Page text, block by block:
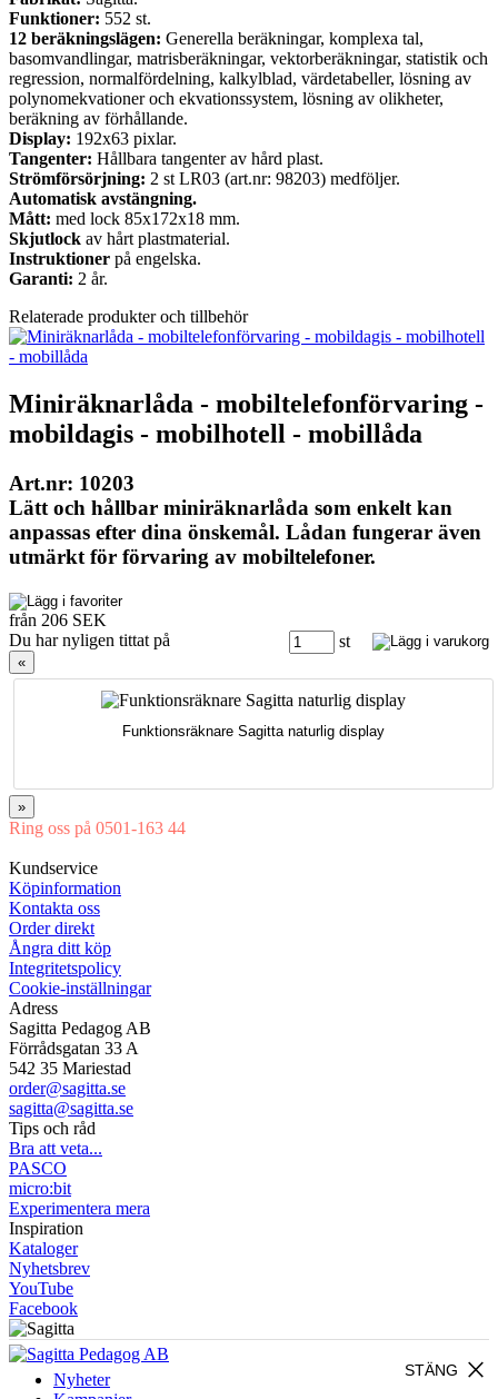
Funktioner: 552 st.
12 beräkningslägen: Generella beräkningar, komplexa tal,
basomvandlingar, matrisberäkningar, vektorberäkningar, statistik och
regression, normalfördelning, kalkylblad, värdetabeller, lösning av
polynomekvationer och ekvationssystem, lösning av olikheter,
beräkning av förhållande.
Display: 192x63 pixlar.
Tangenter: Hållbara tangenter av hård plast.
Strömförsörjning: 2 st LR03 (art.nr: 98203) medföljer.
Automatisk avstängning.
Mått: med lock 85x172x18 mm.
Skjutlock av hårt plastmaterial.
Instruktioner på engelska.
Garanti: 2 år.
Relaterade produkter och tillbehör
Miniräknarlåda - mobiltelefonförvaring -
mobildagis - mobilhotell - mobillåda
Art.nr: 10203
Lätt och hållbar miniräknarlåda som enkelt kan
anpassas efter dina önskemål. Lådan fungerar även
utmärkt för förvaring av mobiltelefoner.
från 206 SEK
st
Du har nyligen tittat på
«
Funktionsräknare Sagitta naturlig display
»
Ring oss på 0501-163 44
Kundservice
Köpinformation
Kontakta oss
Order direkt
Ångra ditt köp
Integritetspolicy
Cookie-inställningar
Adress
Sagitta Pedagog AB
Förrådsgatan 33 A
542 35 Mariestad
order@sagitta.se
sagitta@sagitta.se
Tips och råd
Bra att veta...
PASCO
micro:bit
Experimentera mera
Inspiration
Kataloger
Nyhetsbrev
YouTube
Facebook
close
STÄNG
Nyheter